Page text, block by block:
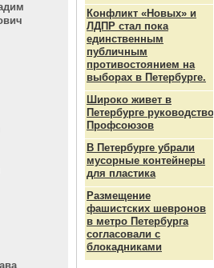
Конфликт «Новых» и
ЛДПР стал пока
единственным
публичным
противостоянием на
выборах в Петербурге.
Широко живет в
Петербурге руководство
Профсоюзов
В Петербурге убрали
мусорные контейнеры
для пластика
Размещение
фашистских шевронов
в метро Петербурга
согласовали с
блокадниками